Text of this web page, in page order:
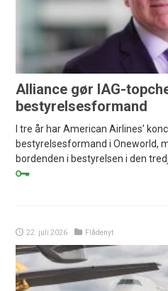
Alliance gør IAG-
bestyrelsesformand
I tre år har American Airlines’
bestyrelsesformand i Oneworld,
bordenden i bestyrelsen i den
22. juli 2026 Flådenyt